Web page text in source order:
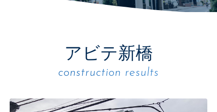
アビテ新橋
construction results